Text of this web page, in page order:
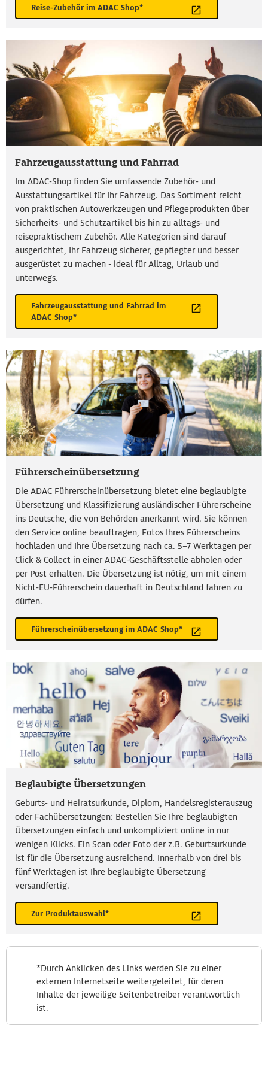
Reise-Zubehör im ADAC Shop*
Fahrzeugausstattung und Fahrrad
Im ADAC-Shop finden Sie umfassende Zubehör- und
Ausstattungsartikel für Ihr Fahrzeug. Das Sortiment reicht
von praktischen Autowerkzeugen und Pflegeprodukten über
Sicherheits- und Schutzartikel bis hin zu alltags- und
reisepraktischem Zubehör. Alle Kategorien sind darauf
ausgerichtet, Ihr Fahrzeug sicherer, gepflegter und besser
ausgerüstet zu machen - ideal für Alltag, Urlaub und
unterwegs.
Fahrzeugausstattung und Fahrrad im
ADAC Shop*
Führerscheinübersetzung
Die ADAC Führerscheinübersetzung bietet eine beglaubigte
Übersetzung und Klassifizierung ausländischer Führerscheine
ins Deutsche, die von Behörden anerkannt wird. Sie können
den Service online beauftragen, Fotos Ihres Führerscheins
hochladen und Ihre Übersetzung nach ca. 5–7 Werktagen per
Click & Collect in einer ADAC-Geschäftsstelle abholen oder
per Post erhalten. Die Übersetzung ist nötig, um mit einem
Nicht-EU-Führerschein dauerhaft in Deutschland fahren zu
dürfen.
Führerscheinübersetzung im ADAC Shop*
Beglaubigte Übersetzungen
Geburts- und Heiratsurkunde, Diplom, Handelsregisterauszug
oder Fachübersetzungen: Bestellen Sie Ihre beglaubigten
Übersetzungen einfach und unkompliziert online in nur
wenigen Klicks. Ein Scan oder Foto der z.B. Geburtsurkunde
ist für die Übersetzung ausreichend. Innerhalb von drei bis
fünf Werktagen ist Ihre beglaubigte Übersetzung
versandfertig.
Zur Produktauswahl*
*Durch Anklicken des Links werden Sie zu einer
externen Internetseite weitergeleitet, für deren
Inhalte der jeweilige Seitenbetreiber verantwortlich
ist.